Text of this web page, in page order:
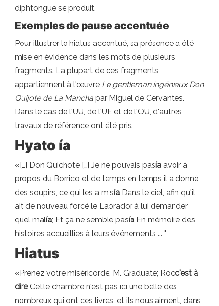
diphtongue se produit.
Exemples de pause accentuée
Pour illustrer le hiatus accentué, sa présence a été
mise en évidence dans les mots de plusieurs
fragments. La plupart de ces fragments
appartiennent à l'œuvre Le gentleman ingénieux Don
Quijote de La Mancha par Miguel de Cervantes.
Dans le cas de l'UU, de l'UE et de l'OU, d'autres
travaux de référence ont été pris.
Hyato ía
«[…] Don Quichote […] Je ne pouvais pasía avoir à
propos du Borrico et de temps en temps il a donné
des soupirs, ce qui les a misía Dans le ciel, afin qu'il
ait de nouveau forcé le Labrador à lui demander
quel malía; Et ça ne semble pasía En mémoire des
histoires accueillies à leurs événements ... "
Hiatus
«Prenez votre miséricorde, M. Graduate; Rocc'est à
direCette chambre n'est pas ici une belle des
nombreux qui ont ces livres, et ils nous aiment, dans